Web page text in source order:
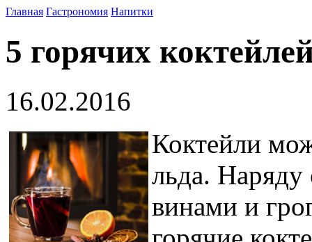
Главная Гастрономия Напитки
5 горячих
16.02.2016
Коктейли
льда.
винами и